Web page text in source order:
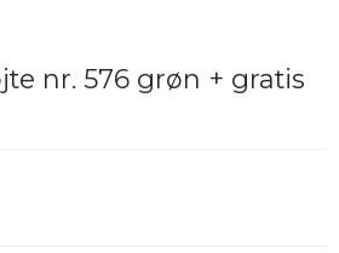
nr. 576 grøn + gratis